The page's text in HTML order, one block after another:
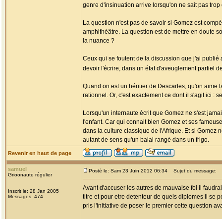
genre d'insinuation arrive lorsqu'on ne sait pas
La question n'est pas de savoir si Gomez est
amphithéâtre. La question est de mettre en doute
la nuance ?
Ceux qui se foutent de la discussion que j'ai
devoir l'écrire, dans un état d'aveuglement partiel
Quand on est un héritier de Descartes, qu'on aime
rationnel. Or, c'est exactement ce dont il s'agit ici :
Lorsqu'un internaute écrit que Gomez ne s'est
l'enfant. Car qui connait bien Gomez et ses
dans la culture classique de l'Afrique. Et si Gomez
autant de sens qu'un balai rangé dans un frigo.
Revenir en haut de page
samuel
Grioonaute régulier
Inscrit le: 28 Jan 2005
Messages: 474
Posté le: Sam 23 Juin 2012 06:34 Sujet du message:
Avant d'accuser les autres de mauvaise foi il
titre et pour etre detenteur de quels diplomes il se
pris l'initiative de poser le premier cette question